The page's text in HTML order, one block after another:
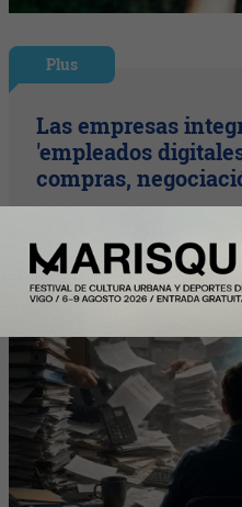
Plus
Las empresas
'empleados
compras,